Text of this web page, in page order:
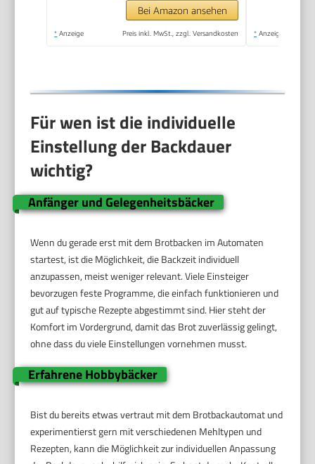
Zeitvorwahl MD
11011)
Bei Amazon ansehen
* Anzeige Preis inkl. MwSt., zzgl. Versandkosten * Anzeige
Für wen ist die individuelle
Einstellung der Backdauer
wichtig?
Anfänger und Gelegenheitsbäcker
Wenn du gerade erst mit dem Brotbacken im Automaten
startest, ist die Möglichkeit, die Backzeit individuell
anzupassen, meist weniger relevant. Viele Einsteiger
bevorzugen feste Programme, die einfach funktionieren und
gut auf typische Rezepte abgestimmt sind. Hier steht der
Komfort im Vordergrund, damit das Brot zuverlässig gelingt,
ohne dass du viele Einstellungen vornehmen musst.
Erfahrene Hobbybäcker
Bist du bereits etwas vertraut mit dem Brotbackautomat und
experimentierst gern mit verschiedenen Mehltypen und
Rezepten, kann die Möglichkeit zur individuellen Anpassung